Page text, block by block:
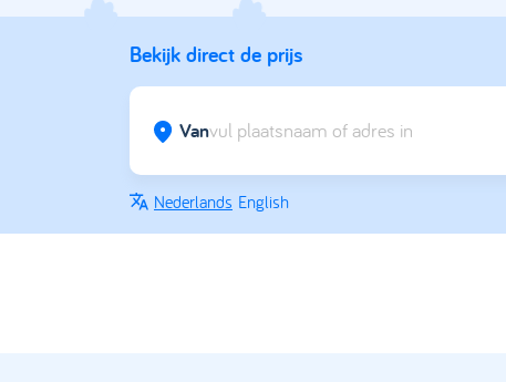
Bekijk direct de prijs
Van
Nederlands English